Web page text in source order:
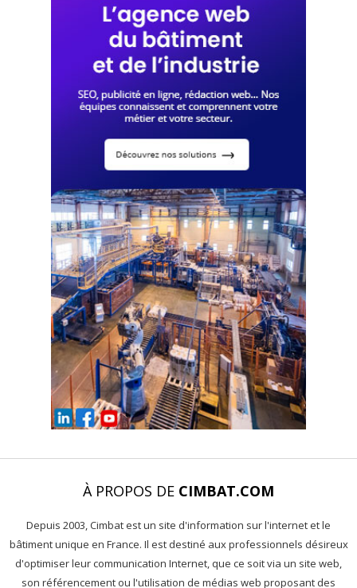
À PROPOS DE CIMBAT.COM
Depuis 2003, Cimbat est un site d'information sur l'internet et le
bâtiment unique en France. Il est destiné aux professionnels désireux
d'optimiser leur communication Internet, que ce soit via un site web,
son référencement ou l'utilisation de médias web proposant des